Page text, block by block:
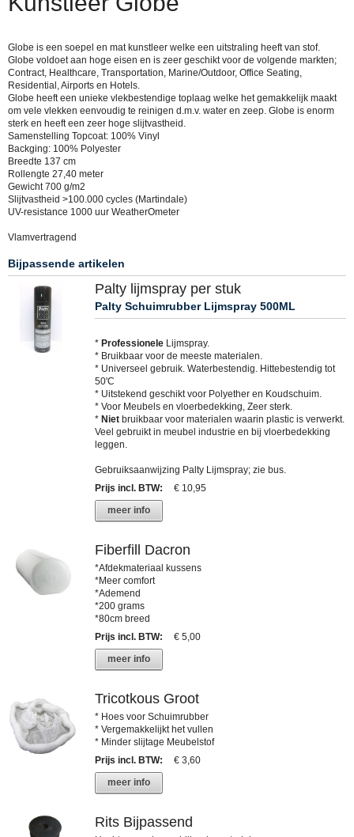
Globe is een soepel en mat kunstleer welke een uitstraling heeft van stof.
Globe voldoet aan hoge eisen en is zeer geschikt voor de volgende markten;
Contract, Healthcare, Transportation, Marine/Outdoor, Office Seating,
Residential, Airports en Hotels.
Globe heeft een unieke vlekbestendige toplaag welke het gemakkelijk maakt
om vele vlekken eenvoudig te reinigen d.m.v. water en zeep. Globe is enorm
sterk en heeft een zeer hoge slijtvastheid.
Samenstelling Topcoat: 100% Vinyl
Backging: 100% Polyester
Breedte 137 cm
Rollengte 27,40 meter
Gewicht 700 g/m2
Slijtvastheid >100.000 cycles (Martindale)
UV-resistance 1000 uur WeatherOmeter
Vlamvertragend
Bijpassende artikelen
Palty lijmspray per stuk
Palty Schuimrubber Lijmspray 500ML
* Professionele Lijmspray.
* Bruikbaar voor de meeste materialen.
* Universeel gebruik. Waterbestendig. Hittebestendig tot
50'C
* Uitstekend geschikt voor Polyether en Koudschuim.
* Voor Meubels en vloerbedekking, Zeer sterk.
* Niet bruikbaar voor materialen waarin plastic is verwerkt.
Veel gebruikt in meubel industrie en bij vloerbedekking
leggen.
Gebruiksaanwijzing Palty Lijmspray; zie bus.
Prijs incl. BTW:
€ 10,95
meer info
Fiberfill Dacron
*Afdekmateriaal kussens
*Meer comfort
*Ademend
*200 grams
*80cm breed
Prijs incl. BTW:
€ 5,00
meer info
Tricotkous Groot
* Hoes voor Schuimrubber
* Vergemakkelijkt het vullen
* Minder slijtage Meubelstof
Prijs incl. BTW:
€ 3,60
meer info
Rits Bijpassend